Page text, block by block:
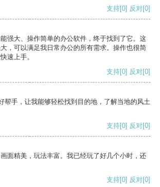
支持[0] 反对[0]
强大、操作简单的办公软件，终于找到了它。这
，可以满足我日常办公的所有需求。操作也很简
速上手。
支持[0] 反对[0]
帮手，让我能够轻松找到目的地，了解当地的风土
支持[0] 反对[0]
面精美，玩法丰富。我已经玩了好几个小时，还
支持[0] 反对[0]